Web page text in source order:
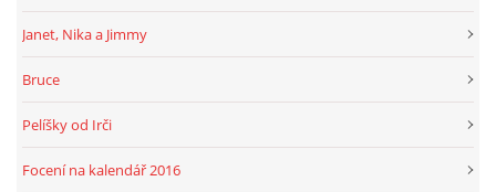
Janet, Nika a Jimmy
Bruce
Pelíšky od Irči
Focení na kalendář 2016